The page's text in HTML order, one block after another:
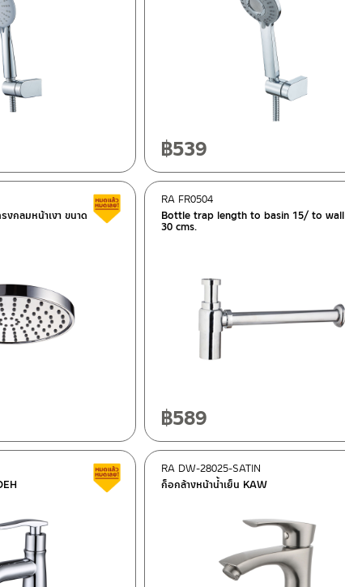
฿539
งกลมหน้าเงา ขนาด
Clearance sale
Bottle trap length to basin 15/ to wall
30 cms.
RA FR0504
฿589
Clearance sale
ก็อกล้างหน้าน้ำเย็น KAW
RA DW-28025-SATIN